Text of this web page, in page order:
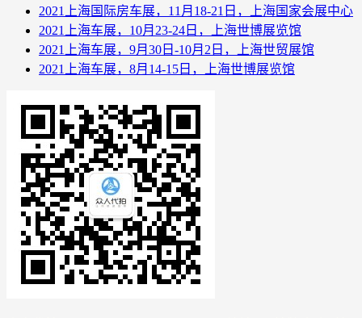
2021上海国际房车展，11月18-21日，上海国家会展中心
2021上海车展，10月23-24日，上海世博展览馆
2021上海车展，9月30日-10月2日，上海世贸展馆
2021上海车展，8月14-15日，上海世博展览馆